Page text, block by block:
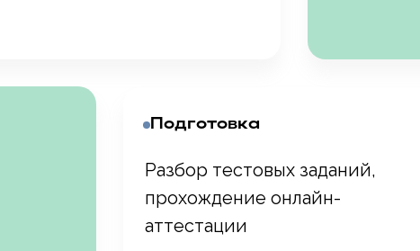
Разбор тестовых заданий,
прохождение онлайн-
аттестации
Подготовка